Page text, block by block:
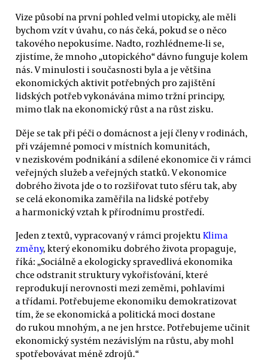
Vize působí na první pohled velmi utopicky, ale měli
bychom vzít v úvahu, co nás čeká, pokud se o něco
takového nepokusíme. Nadto, rozhlédneme-li se,
zjistíme, že mnoho „utopického“ dávno funguje kolem
nás. V minulosti i současnosti byla a je většina
ekonomických aktivit potřebných pro zajištění
lidských potřeb vykonávána mimo tržní principy,
mimo tlak na ekonomický růst a na růst zisku.
Děje se tak při péči o domácnost a její členy v rodinách,
při vzájemné pomoci v místních komunitách,
v neziskovém podnikání a sdílené ekonomice či v rámci
veřejných služeb a veřejných statků. V ekonomice
dobrého života jde o to rozšiřovat tuto sféru tak, aby
se celá ekonomika zaměřila na lidské potřeby
a harmonický vztah k přírodnímu prostředí.
Jeden z textů, vypracovaný v rámci projektu Klima
změny, který ekonomiku dobrého života propaguje,
říká: „Sociálně a ekologicky spravedlivá ekonomika
chce odstranit struktury vykořisťování, které
reprodukují nerovnosti mezi zeměmi, pohlavími
a třídami. Potřebujeme ekonomiku demokratizovat
tím, že se ekonomická a politická moci dostane
do rukou mnohým, a ne jen hrstce. Potřebujeme učinit
ekonomický systém nezávislým na růstu, aby mohl
spotřebovávat méně zdrojů.“